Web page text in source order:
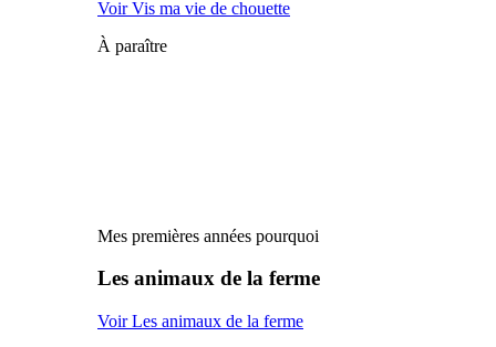
Voir Vis ma vie de chouette
À paraître
Mes premières années pourquoi
Les animaux de la ferme
Voir Les animaux de la ferme